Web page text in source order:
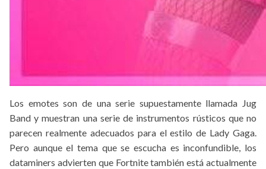
Los emotes son de una serie supuestamente llamada Jug
Band y muestran una serie de instrumentos rústicos que no
parecen realmente adecuados para el estilo de Lady Gaga.
Pero aunque el tema que se escucha es inconfundible, los
dataminers advierten que Fortnite también está actualmente